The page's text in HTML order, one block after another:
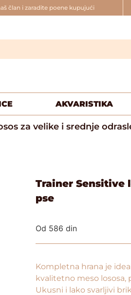
član i zaradite poene kupujući
AKVARISTIKA
za velike i srednje
Trainer Sensitive
pse
Od 586 din
Kompletna hrana je
kvalitetno meso lososa,
Ukusni i lako svarljivi